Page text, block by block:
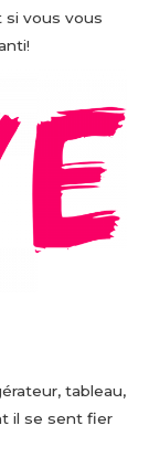
si vous vous
tableau,
il se sent fier